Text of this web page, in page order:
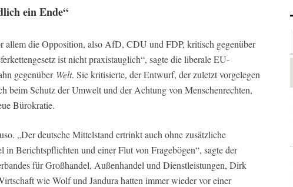
ein Ende“
allem die Opposition, also AfD, CDU und FDP, kritisch gegenüber
ist nicht praxistauglich“, sagte die liberale EU-
gegenüber Welt. Sie kritisierte, der Entwurf, der zuletzt vorgelegen
beim Schutz der Umwelt und der Achtung von Menschenrechten,
Bürokratie.
„Der deutsche Mittelstand ertrinkt auch ohne zusätzliche
in Berichtspflichten und einer Flut von Fragebögen“, sagte der
für Großhandel, Außenhandel und Dienstleistungen, Dirk
wie Wolf und Jandura hatten immer wieder vor einer